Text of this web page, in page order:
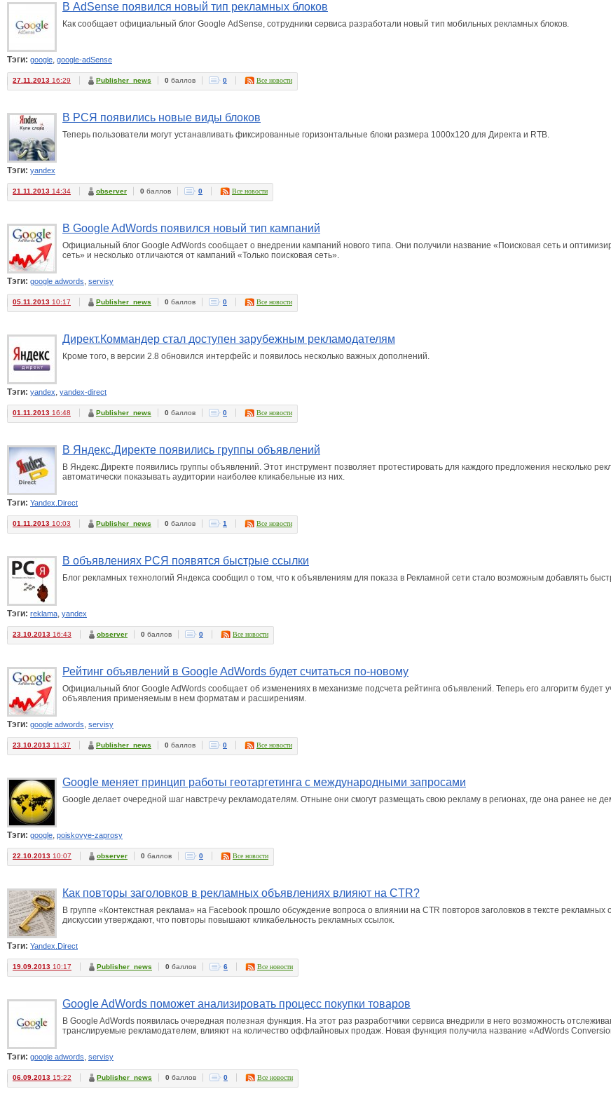
В АdSense появился новый тип рекламных блоков
Как сообщает официальный блог Google АdSense, сотрудники сервиса разработали новый тип мобильных рекламных блоков.
Тэги: google, google-adSense
27.11.2013 16:29 Publisher_news 0 баллов 0 Все новости
В РСЯ появились новые виды блоков
Теперь пользователи могут устанавливать фиксированные горизонтальные блоки размера 1000х120 для Директа и RTB.
Тэги: yandex
21.11.2013 14:34 observer 0 баллов 0 Все новости
В Google AdWords появился новый тип кампаний
Официальный блог Google AdWords сообщает о внедрении кампаний нового типа. Они получили название «Поисковая сеть и
сеть» и несколько отличаются от кампаний «Только поисковая сеть».
Тэги: google adwords, servisy
05.11.2013 10:17 Publisher_news 0 баллов 0 Все новости
Директ.Коммандер стал доступен зарубежным рекламодателям
Кроме того, в версии 2.8 обновился интерфейс и появилось несколько важных дополнений.
Тэги: yandex, yandex-direct
01.11.2013 16:48 Publisher_news 0 баллов 0 Все новости
В Яндекс.Директе появились группы объявлений
В Яндекс.Директе появились группы объявлений. Этот инструмент позволяет протестировать для каждого предложения несколько
автоматически показывать аудитории наиболее кликабельные из них.
Тэги: Yandex.Direct
01.11.2013 10:03 Publisher_news 0 баллов 1 Все новости
В объявлениях РСЯ появятся быстрые ссылки
Блог рекламных технологий Яндекса сообщил о том, что к объявлениям для показа в Рекламной сети стало возможным добавлять
Тэги: reklama, yandex
23.10.2013 16:43 observer 0 баллов 0 Все новости
Рейтинг объявлений в Google AdWords будет считаться по-новому
Официальный блог Google AdWords сообщает об изменениях в механизме подсчета рейтинга объявлений. Теперь его алгоритм будет
объявления применяемым в нем форматам и расширениям.
Тэги: google adwords, servisy
23.10.2013 11:37 Publisher_news 0 баллов 0 Все новости
Google меняет принцип работы геотаргетинга с международными запросами
Google делает очередной шаг навстречу рекламодателям. Отныне они смогут размещать свою рекламу в регионах, где она ранее не
Тэги: google, poiskovye-zaprosy
22.10.2013 10:07 observer 0 баллов 0 Все новости
Как повторы заголовков в рекламных объявлениях влияют на CTR?
В группе «Контекстная реклама» на Facebook прошло обсуждение вопроса о влиянии на CTR повторов заголовков в тексте
дискуссии утверждают, что повторы повышают кликабельность рекламных ссылок.
Тэги: Yandex.Direct
19.09.2013 10:17 Publisher_news 0 баллов 6 Все новости
Google AdWords поможет анализировать процесс покупки товаров
В Google AdWords появилась очередная полезная функция. На этот раз разработчики сервиса внедрили в него возможность
транслируемые рекламодателем, влияют на количество оффлайновых продаж. Новая функция получила название «AdWords
Тэги: google adwords, servisy
06.09.2013 15:22 Publisher_news 0 баллов 0 Все новости